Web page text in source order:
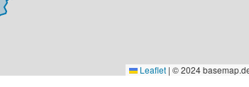
Leaflet | © 2024